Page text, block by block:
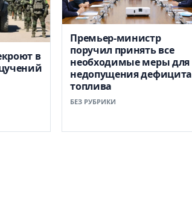
в
Премьер-министр
поручил принять все
необходимые меры для
недопущения дефицита
топлива
БЕЗ РУБРИКИ